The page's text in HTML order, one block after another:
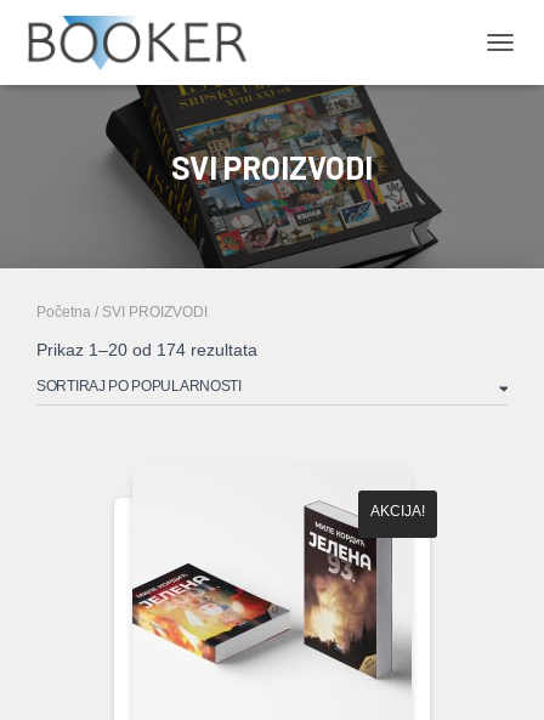
SVI PROIZVODI
Početna / SVI PROIZVODI
Prikaz 1–20 od 174 rezultata
popularnosti
AKCIJA!